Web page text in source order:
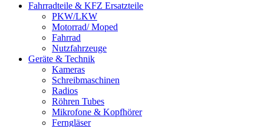
Fahrradteile & KFZ Ersatzteile
PKW/LKW
Motorrad/ Moped
Fahrrad
Nutzfahrzeuge
Geräte & Technik
Kameras
Schreibmaschinen
Radios
Röhren Tubes
Mikrofone & Kopfhörer
Ferngläser